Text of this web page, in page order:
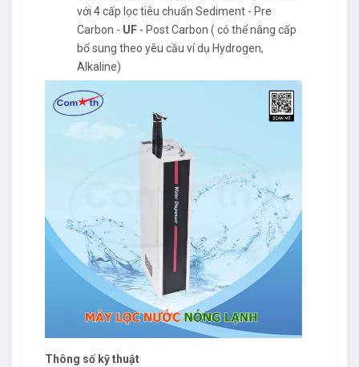
với 4 cấp lọc tiêu chuẩn Sediment - Pre
Carbon - UF - Post Carbon ( có thể nâng cấp
bổ sung theo yêu cầu ví dụ Hydrogen,
Alkaline)
Thông số kỹ thuật